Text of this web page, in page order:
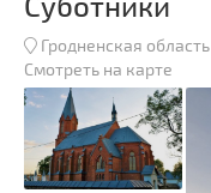
Музеи
Замки и дворцы
Военная история
Гродненская область
Смотреть на карте